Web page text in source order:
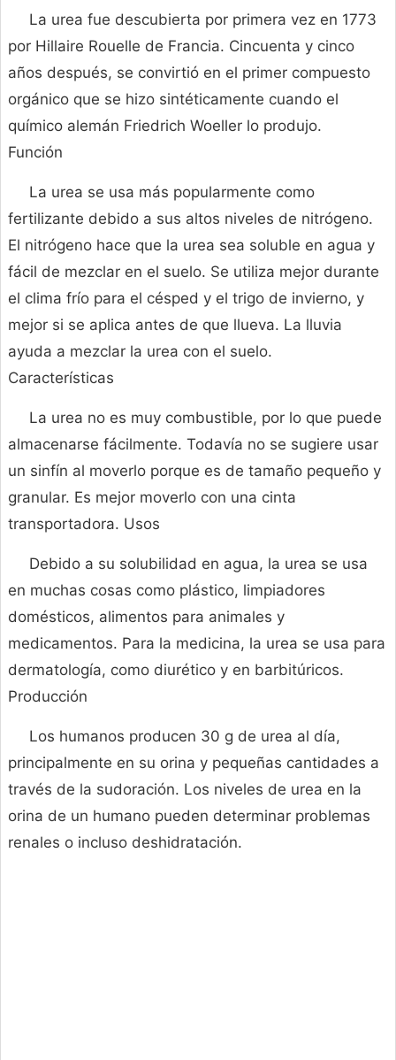
La urea fue descubierta por primera vez en 1773
por Hillaire Rouelle de Francia. Cincuenta y cinco
años después, se convirtió en el primer compuesto
orgánico que se hizo sintéticamente cuando el
químico alemán Friedrich Woeller lo produjo.
Función
La urea se usa más popularmente como
fertilizante debido a sus altos niveles de nitrógeno.
El nitrógeno hace que la urea sea soluble en agua y
fácil de mezclar en el suelo. Se utiliza mejor durante
el clima frío para el césped y el trigo de invierno, y
mejor si se aplica antes de que llueva. La lluvia
ayuda a mezclar la urea con el suelo.
Características
La urea no es muy combustible, por lo que puede
almacenarse fácilmente. Todavía no se sugiere usar
un sinfín al moverlo porque es de tamaño pequeño y
granular. Es mejor moverlo con una cinta
transportadora. Usos
Debido a su solubilidad en agua, la urea se usa
en muchas cosas como plástico, limpiadores
domésticos, alimentos para animales y
medicamentos. Para la medicina, la urea se usa para
dermatología, como diurético y en barbitúricos.
Producción
Los humanos producen 30 g de urea al día,
principalmente en su orina y pequeñas cantidades a
través de la sudoración. Los niveles de urea en la
orina de un humano pueden determinar problemas
renales o incluso deshidratación.